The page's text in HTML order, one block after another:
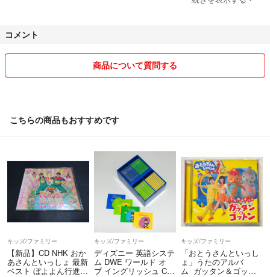
コメント
商品について質問する
こちらの商品もおすすめです
キッズ/ファミリー
【新品】CD NHK おか
あさんといっしょ 最新
ベスト ぼよよん行進
キッズ/ファミリー
ディズニー 英語システ
ム DWE ワールド オ
ブ イングリッシュ C
キッズ/ファミリー
「おとうさんといっし
ょ」うたのアルバ
ム ガッタン＆ゴット